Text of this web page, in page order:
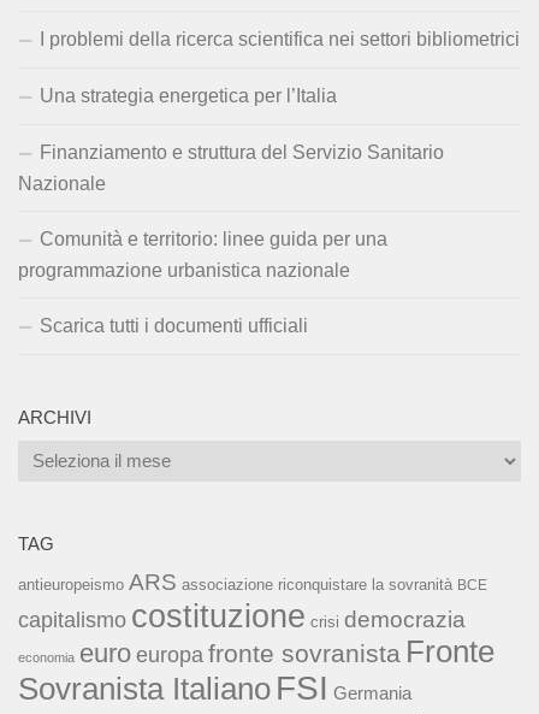
I problemi della ricerca scientifica nei settori bibliometrici
Una strategia energetica per l’Italia
Finanziamento e struttura del Servizio Sanitario
Nazionale
Comunità e territorio: linee guida per una
programmazione urbanistica nazionale
Scarica tutti i documenti ufficiali
ARCHIVI
Archivi
TAG
antieuropeismo ARS associazione riconquistare la sovranità BCE
capitalismo costituzione crisi democrazia
economia euro europa fronte sovranista Fronte
Sovranista Italiano FSI Germania